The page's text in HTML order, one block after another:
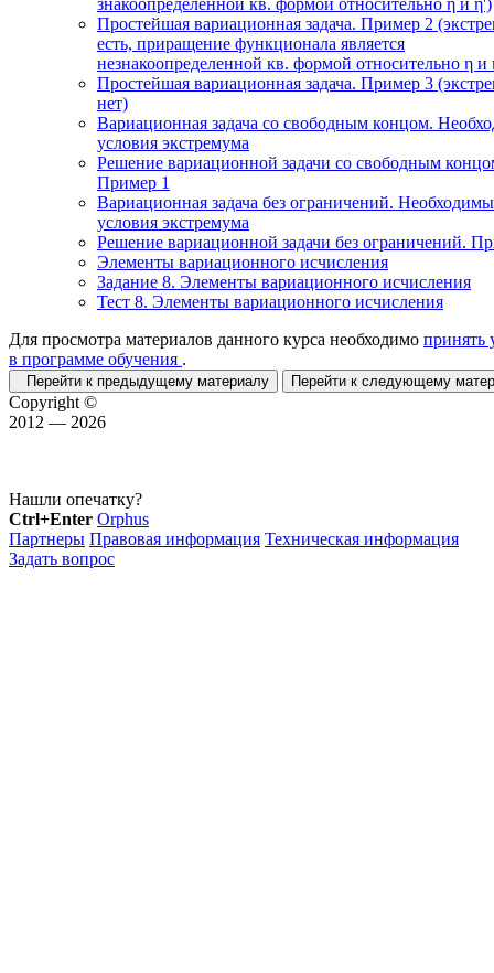
знакоопределенной кв. формой относительно η и η')
Простейшая вариационная задача. Пример 2
есть, приращение функционала является
незнакоопределенной кв. формой относительно η и
Простейшая вариационная задача. Пример 3
нет)
Вариационная задача со свободным концом.
условия экстремума
Решение вариационной задачи со свободным
Пример 1
Вариационная задача без ограничений.
условия экстремума
Решение вариационной задачи без ограничений.
Элементы вариационного исчисления
Задание 8. Элементы вариационного исчисления
Тест 8. Элементы вариационного исчисления
Для просмотра материалов данного курса необходимо принять
в программе обучения .
Перейти к предыдущему материалу Перейти к следующему
Copyright ©
2012 — 2026
Нашли опечатку?
Ctrl+Enter Orphus
Партнеры Правовая информация Техническая информация
Задать вопрос